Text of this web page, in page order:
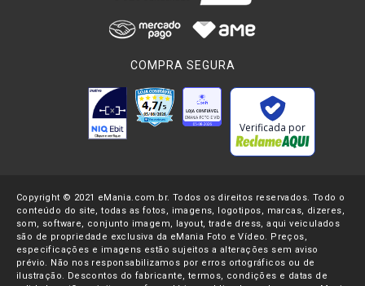
também recebem todas as informações EXIF, exibidas no
importante é o modelo voltado para filtro.
Filtros de lentesão acessórios indispensáveis e que criam
efeitos únicos quando usados de forma correta, hoje no
mercado é possível encontrar
MCUV,filtro CPL,
produzidos apenas para as principais lentesdo mercado e
limitam seus resultados a elas.
Osadaptadores de filtrospossuem uma vasta gama de
diâmetros para adaptar filtros de todos os tamanhos em
COMPRA SEGURA
Verificada por
Copyright © 2021 eMania.com.br. Todos os direitos reservados. Todo o
conteúdo do site, todas as fotos, imagens, logotipos, marcas, dizeres,
som, software, conjunto imagem, layout, trade dress, aqui veiculados
são de propriedade exclusiva da eMania Foto e Vídeo. Preços,
especificações e imagens estão sujeitos a alterações sem aviso
prévio. Não nos responsabilizamos por erros ortográficos ou de
ilustração. Descontos do fabricante, termos, condições e datas de